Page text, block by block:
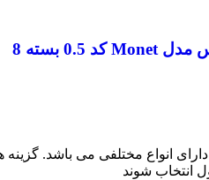
روان نویس کریتورز کلاس مدل Monet کد 0.5 بسته 8
انواع مختلفی می باشد. گزینه
شوند